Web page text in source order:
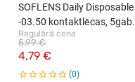
SOFLENS Daily Disposable
-03.50 kontaktlēcas, 5gab.
Regulārā cena
4,79 €
5,99 €
0